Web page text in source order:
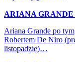
ARIANA GRANDE
Ariana Grande po
Robertem De Niro
listopadzie)…